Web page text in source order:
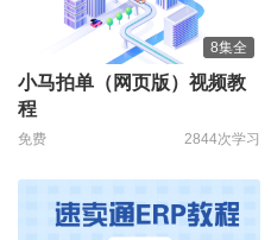
8集全
小马拍单（网页版）视频教
程
免费 2844次学习